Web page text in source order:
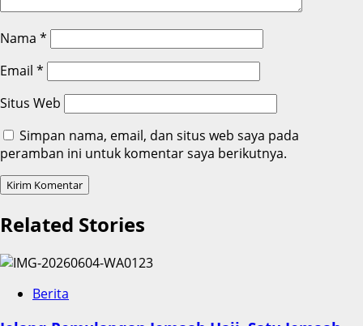
Nama *
Email *
Situs Web
Simpan nama, email, dan situs web saya pada
peramban ini untuk komentar saya berikutnya.
Related Stories
Berita